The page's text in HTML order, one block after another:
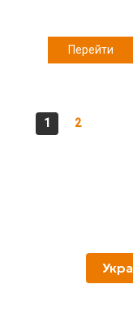
Перейти
1 2